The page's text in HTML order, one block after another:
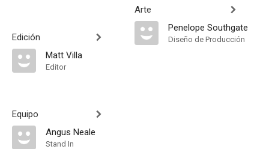
Edición
Matt Villa
Editor
Equipo
Angus Neale
Stand In
Arte
Penelope Southgate
Diseño de Producción